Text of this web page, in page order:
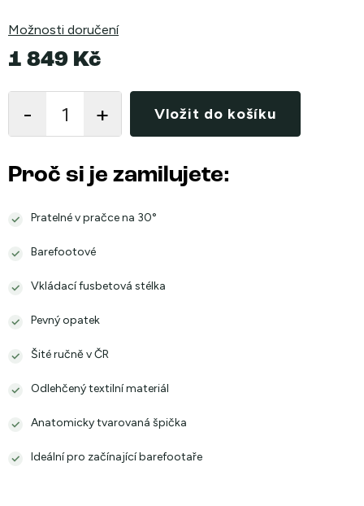
Možnosti doručení
1 849 Kč
cena:
Vložit do košíku
Proč si je zamilujete:
Pratelné v pračce na 30°
Barefootové
Vkládací fusbetová stélka
Pevný opatek
Šité ručně v ČR
Odlehčený textilní materiál
Anatomicky tvarovaná špička
Ideální pro začínající barefootaře